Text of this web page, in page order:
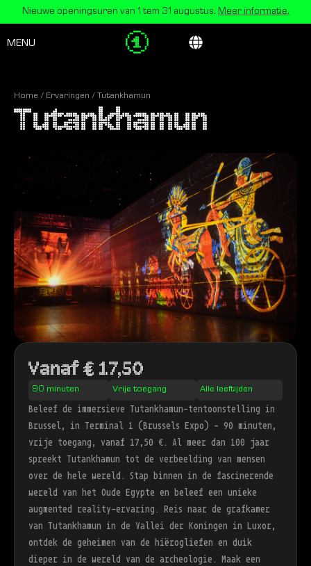
Nieuwe openingsuren van 1 tem 31 augustus. Meer informatie.
MENU
Home / Ervaringen / Tutankhamun
Tutankhamun
Vanaf € 17,50
90 minuten Vrije toegang Alle leeftijden
Beleef de immersieve Tutankhamun-tentoonstelling in
Brussel, in Terminal 1 (Brussels Expo) — 90 minuten,
vrije toegang, vanaf 17,50 €. Al meer dan 100 jaar
spreekt Tutankhamun tot de verbeelding van mensen
over de hele wereld. Stap binnen in de fascinerende
wereld van het Oude Egypte en beleef een unieke
augmented reality-ervaring. Reis naar de grafkamer
van Tutankhamun in de Vallei der Koningen in Luxor,
ontdek de geheimen van de hiërogliefen en duik
dieper in de wereld van de archeologie. Maak een